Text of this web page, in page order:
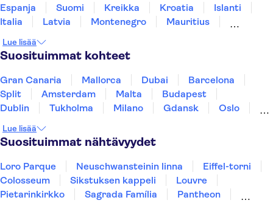
Espanja
Suomi Kreikka Kroatia
Islanti
Italia
Latvia Montenegro
Mauritius
Thaimaa
Turkki
Lue lisää
Suosituimmat kohteet
Gran Canaria Mallorca Dubai
Barcelona
Split
Amsterdam Malta
Budapest
Dublin
Tukholma Milano Gdansk
Oslo
Tallinna
Ljubljana Riika
Lue lisää
Suosituimmat nähtävyydet
Loro Parque Neuschwansteinin linna
Eiffel-torni
Colosseum
Sikstuksen kappeli
Louvre
Pietarinkirkko
Sagrada Família
Pantheon